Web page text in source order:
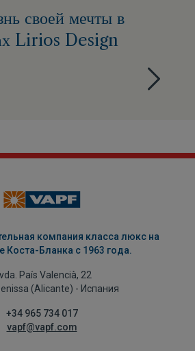
своей мечты в
Lirios Design
компания класса люкс на
Коста-Бланка с 1963 года.
País Valencià, 22
(Alicante) - Испания
+34 965 734 017
vapf@vapf.com